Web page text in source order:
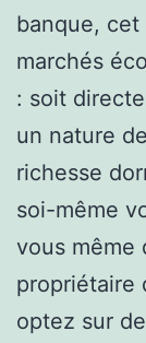
banque,
marchés
: soit
un nature
richesse
soi-même
vous même
propriétaire
optez sur